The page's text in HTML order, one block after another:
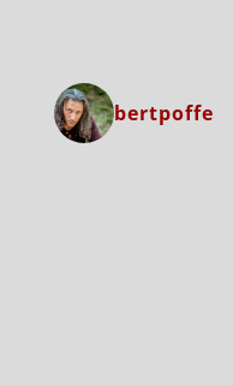
bertpoffe